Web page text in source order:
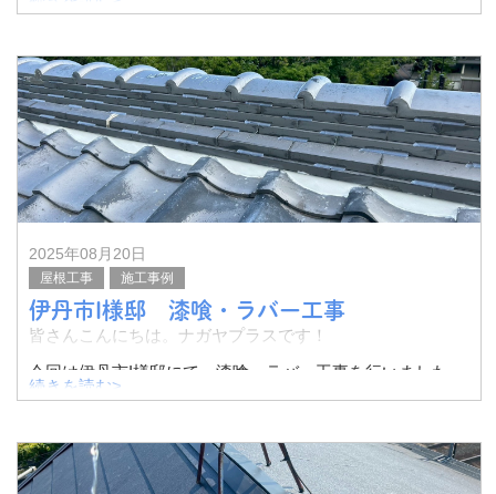
今回は生駒市T様邸にて、瓦からスーパーガルテクトへ、
その様子をご紹介したいと思います。
正方形の屋根に、下屋が2
2025年08月20日
屋根工事 施工事例
伊丹市I様邸 漆喰・ラバー工事
皆さんこんにちは。ナガヤプラスです！
今回は伊丹市I様邸にて、漆喰・ラバー工事を行いました。
漆喰は、おおむねきれいに残っていまし
続きを読む>